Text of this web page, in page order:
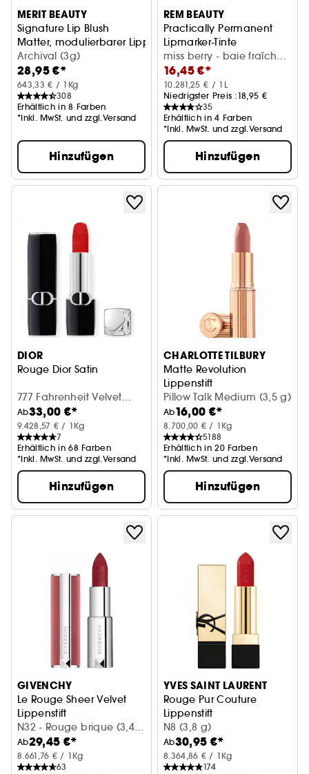
MERIT BEAUTY
Signature Lip Blush
Matter, modulierbarer Lippenstift
Archival (3g)
28,95 €*
643,33 € / 1Kg
308
Erhältlich in 8 Farben
*Inkl. MwSt. und zzgl.Versand
Hinzufügen
REM BEAUTY
Practically Permanent
Lipmarker-Tinte
miss berry - baie fraîche
(1,6 ml)
16,45 €*
10.281,25 € / 1L
Niedrigster Preis :18,95 €
35
Erhältlich in 4 Farben
*Inkl. MwSt. und zzgl.Versand
Hinzufügen
DIOR
Rouge Dior Satin
777 Fahrenheit Velvet
Finish (3,5g)
Ab33,00 €*
9.428,57 € / 1Kg
7
Erhältlich in 68 Farben
*Inkl. MwSt. und zzgl.Versand
Hinzufügen
CHARLOTTE TILBURY
Matte Revolution
Lippenstift
Pillow Talk Medium (3,5 g)
Ab16,00 €*
8.700,00 € / 1Kg
5188
Erhältlich in 20 Farben
*Inkl. MwSt. und zzgl.Versand
Hinzufügen
GIVENCHY
Le Rouge Sheer Velvet
Lippenstift
N32 - Rouge brique (3,4
g)
Ab29,45 €*
8.661,76 € / 1Kg
63
YVES SAINT LAURENT
Rouge Pur Couture
Lippenstift
N8 (3,8 g)
Ab30,95 €*
8.364,86 € / 1Kg
174